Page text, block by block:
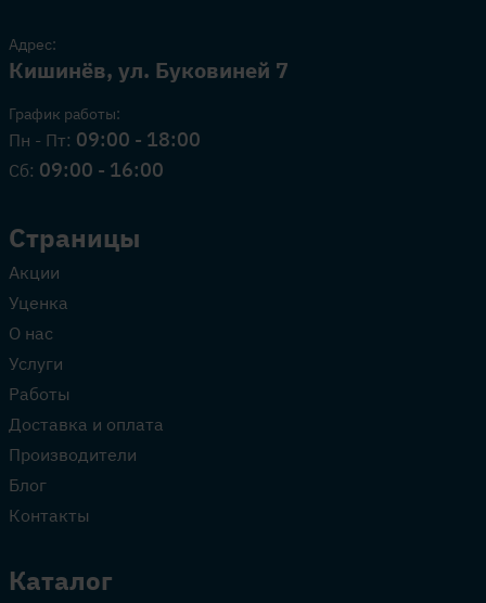
Адрес:
Кишинёв, ул. Буковиней 7
График работы:
Пн - Пт: 09:00 - 18:00
Сб: 09:00 - 16:00
Страницы
Акции
Уценка
О нас
Услуги
Работы
Доставка и оплата
Производители
Блог
Контакты
Каталог